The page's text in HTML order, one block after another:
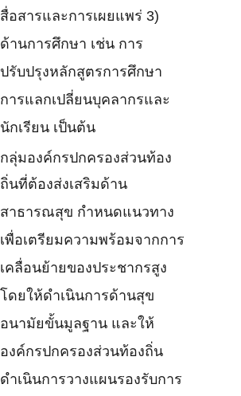
สื่อสารและการเผยแพร่ 3)
ด้านการศึกษา เช่น การ
ปรับปรุงหลักสูตรการศึกษา
การแลกเปลี่ยนบุคลากรและ
นักเรียน เป็นต้น
กลุ่มองค์กรปกครองส่วนท้อง
ถิ่นที่ต้องส่งเสริมด้าน
สาธารณสุข กำหนดแนวทาง
เพื่อเตรียมความพร้อมจากการ
เคลื่อนย้ายของประชากรสูง
โดยให้ดำเนินการด้านสุข
อนามัยขั้นมูลฐาน และให้
องค์กรปกครองส่วนท้องถิ่น
ดำเนินการวางแผนรองรับการ